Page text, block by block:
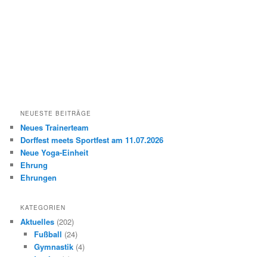
NEUESTE BEITRÄGE
Neues Trainerteam
Dorffest meets Sportfest am 11.07.2026
Neue Yoga-Einheit
Ehrung
Ehrungen
KATEGORIEN
Aktuelles (202)
Fußball (24)
Gymnastik(4)